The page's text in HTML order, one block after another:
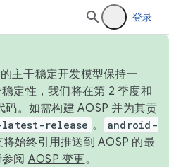
登录
主干稳定开发模型保持一
定性，我们将在第 2 季度和
码。如需构建 AOSP 并为其贡
latest-release 。
android-
始终引用推送到 AOSP 的最
阅 AOSP 变更。